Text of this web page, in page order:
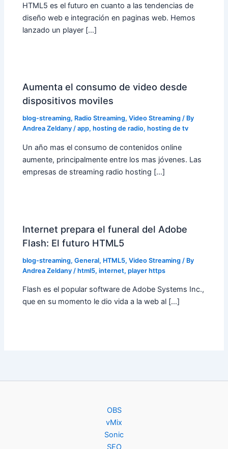
HTML5 es el futuro en cuanto a las tendencias de
diseño web e integración en paginas web. Hemos
lanzado un player […]
Aumenta el consumo de video desde
dispositivos moviles
blog-streaming, Radio Streaming,Video Streaming / By
Andrea Zeldany/app,hosting de radio,hosting de tv
Un año mas el consumo de contenidos online
aumente, principalmente entre los mas jóvenes. Las
empresas de streaming radio hosting […]
Internet prepara el funeral del Adobe
Flash: El futuro HTML5
blog-streaming,General, HTML5,Video Streaming / By
Andrea Zeldany /html5,internet,player https
Flash es el popular software de Adobe Systems Inc.,
que en su momento le dio vida a la web al […]
OBS
vMix
Sonic
SEO